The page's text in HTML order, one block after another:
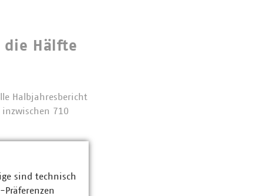
die Hälfte
Halbjahresbericht
710
sind technisch